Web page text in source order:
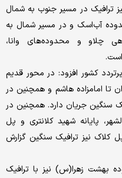
ترافیک در مسیر جنوب به شمال
آب‌اسک و در مسیر شمال به
چلاو و محدوده‌های وانا،
کشور افزود: در محور قدیم
تا امامزاده هاشم و همچنین در
سنگین جریان دارد. همچنین در
پایانه شهید کلانتری و پل
کلاک نیز ترافیک سنگین گزارش
بهشت زهرا(س) نیز با ترافیک